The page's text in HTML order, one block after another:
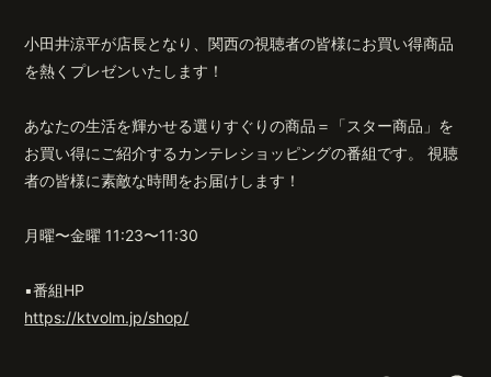
会員登録 ログイン
小田井涼平が店長となり、関西の視聴者の皆様にお買い得商品
を熱くプレゼンいたします！
あなたの生活を輝かせる選りすぐりの商品＝「スター商品」を
お買い得にご紹介するカンテレショッピングの番組です。 視聴
者の皆様に素敵な時間をお届けします！
月曜〜金曜 11:23〜11:30
▪️番組HP
https://ktvolm.jp/shop/